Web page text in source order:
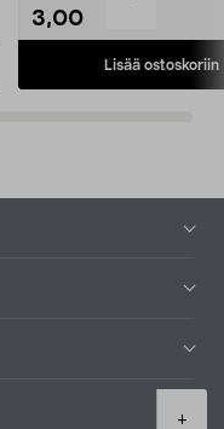
+
3,00
Lisää ostoskoriin